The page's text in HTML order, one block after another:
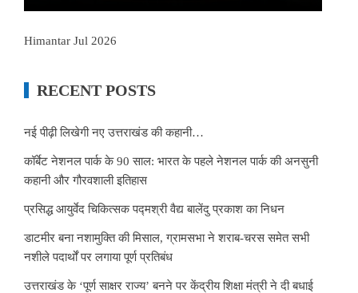
Himantar Jul 2026
RECENT POSTS
नई पीढ़ी लिखेगी नए उत्तराखंड की कहानी…
कॉर्बेट नेशनल पार्क के 90 साल: भारत के पहले नेशनल पार्क की अनसुनी
कहानी और गौरवशाली इतिहास
प्रसिद्ध आयुर्वेद चिकित्सक पद्मश्री वैद्य बालेंदु प्रकाश का निधन
डाटमीर बना नशामुक्ति की मिसाल, ग्रामसभा ने शराब-चरस समेत सभी
नशीले पदार्थों पर लगाया पूर्ण प्रतिबंध
उत्तराखंड के ‘पूर्ण साक्षर राज्य’ बनने पर केंद्रीय शिक्षा मंत्री ने दी बधाई